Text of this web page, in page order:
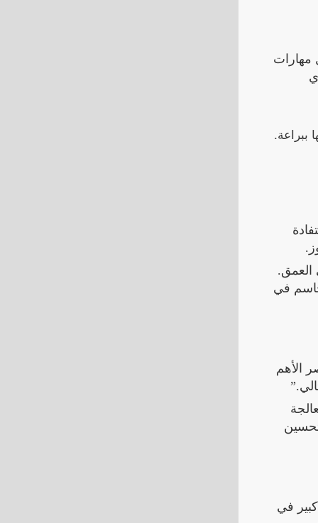
مهارات
ببراعة.
العمق.
في
الأهم
تحسين
في